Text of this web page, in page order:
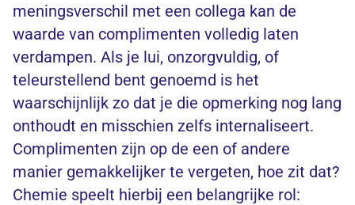
meningsverschil met een collega kan de
waarde van complimenten volledig laten
verdampen. Als je lui, onzorgvuldig, of
teleurstellend bent genoemd is het
waarschijnlijk zo dat je die opmerking nog lang
onthoudt en misschien zelfs internaliseert.
Complimenten zijn op de een of andere
manier gemakkelijker te vergeten, hoe zit dat?
Chemie speelt hierbij een belangrijke rol: